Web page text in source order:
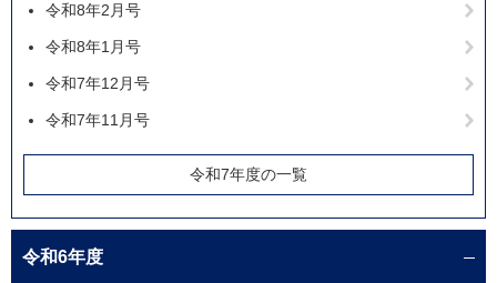
令和8年2月号
令和8年1月号
令和7年12月号
令和7年11月号
令和7年度の一覧
令和6年度